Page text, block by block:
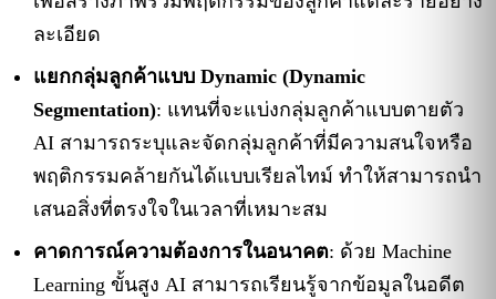
ละเอียด
แยกกลุ่มลูกค้าแบบ Dynamic (Dynamic
Segmentation): แทนที่จะแบ่งกลุ่มลูกค้าแบบตายตัว
AI สามารถระบุและจัดกลุ่มลูกค้าที่มีความสนใจหรือ
พฤติกรรมคล้ายกันได้แบบเรียลไทม์ ทำให้สามารถนำ
เสนอสิ่งที่ตรงใจในเวลาที่เหมาะสม
คาดการณ์ความต้องการในอนาคต: ด้วย Machine
Learning ขั้นสูง AI สามารถเรียนรู้จากข้อมูลในอดีต